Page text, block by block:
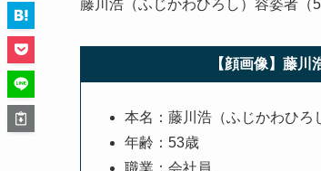
藤川浩（ふじかわひろし）容姿者（
【顔画像】藤
本名：藤川浩（ふじかわひろ
年齢：53歳